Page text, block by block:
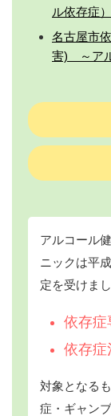
ル依存症
名古屋市
害) ～ア
アルコール
ニックは平
定を受けまし
依存症
依存症
対象となる
症・ギャン